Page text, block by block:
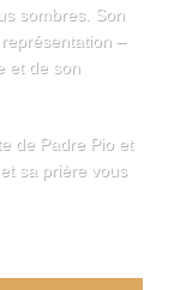
sombres. Son
–
et de son
de Padre Pio et
sa prière vous